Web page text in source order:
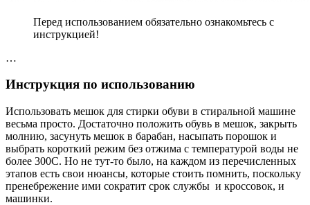
Перед использованием обязательно ознакомьтесь с
инструкцией!
…
Инструкция по использованию
Использовать мешок для стирки обуви в стиральной машине
весьма просто. Достаточно положить обувь в мешок, закрыть
молнию, засунуть мешок в барабан, насыпать порошок и
выбрать короткий режим без отжима с температурой воды не
более 300С. Но не тут-то было, на каждом из перечисленных
этапов есть свои нюансы, которые стоить помнить, поскольку
пренебрежение ими сократит срок службы и кроссовок, и
машинки.